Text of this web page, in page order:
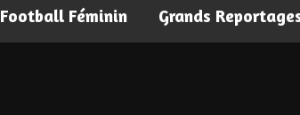
Football Féminin Grands